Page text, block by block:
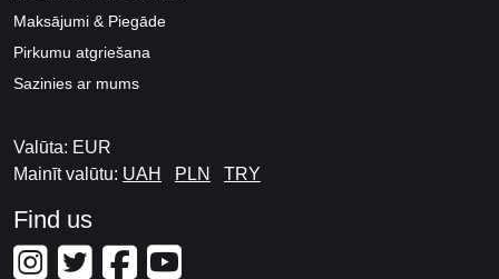
Maksājumi & Piegāde
Pirkumu atgriešana
Sazinies ar mums
Valūta: EUR
Mainīt valūtu: UAH PLN TRY
Find us